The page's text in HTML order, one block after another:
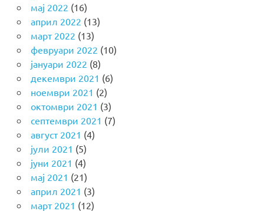
мај 2022 (16)
април 2022 (13)
март 2022 (13)
февруари 2022 (10)
јануари 2022 (8)
декември 2021 (6)
ноември 2021 (2)
октомври 2021 (3)
септември 2021 (7)
август 2021 (4)
јули 2021 (5)
јуни 2021 (4)
мај 2021 (21)
април 2021 (3)
март 2021 (12)